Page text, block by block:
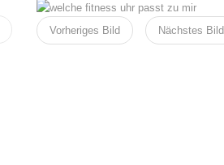
Vorheriges Bild Nächstes Bild